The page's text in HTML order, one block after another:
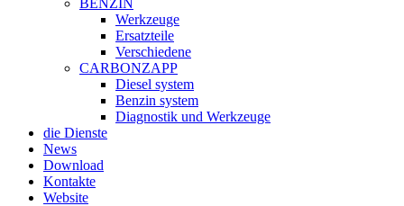
BENZIN
Werkzeuge
Ersatzteile
Verschiedene
CARBONZAPP
Diesel system
Benzin system
Diagnostik und Werkzeuge
die Dienste
News
Download
Kontakte
Website